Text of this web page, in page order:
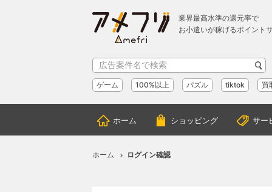
業界最高水準の還元率で
お小遣いが稼げるポイント
ゲーム 100%以上 パズル tiktok 買
ホーム ショッピング サー
ホーム ログイン確認